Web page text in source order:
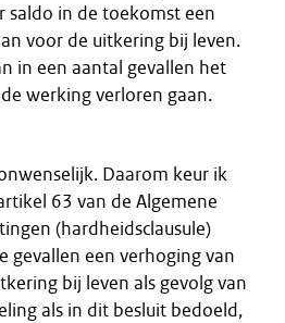
in de toekomst een
voor de uitkering bij leven.
in een aantal gevallen het
werking verloren gaan.
Daarom keur ik
63 van de Algemene
(hardheidsclausule)
gevallen een verhoging van
bij leven als gevolg van
als in dit besluit bedoeld,